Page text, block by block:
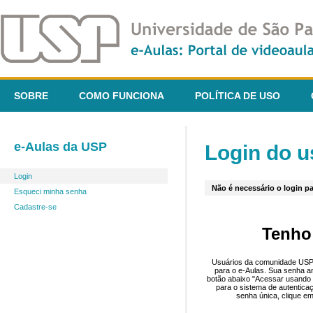
SOBRE COMO FUNCIONA POLÍTICA DE USO
e-Aulas da USP
Login
Esqueci minha senha
Cadastre-se
Login do
Não é necessário o login
Usuários da comunidade
para o e-Aulas. Sua senha
botão abaixo "Acessar
para o sistema de
senha única, clique